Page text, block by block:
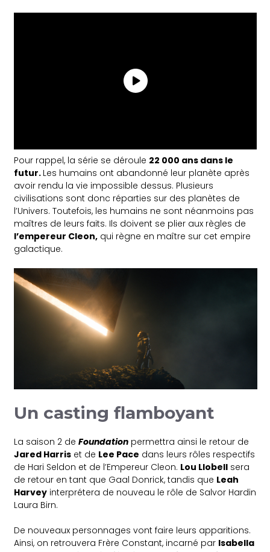
Pour rappel, la série se déroule 22 000 ans dans le
futur. Les humains ont abandonné leur planète après
avoir rendu la vie impossible dessus. Plusieurs
civilisations sont donc réparties sur des planètes de
l’Univers. Toutefois, les humains ne sont néanmoins pas
maîtres de leurs faits. Ils doivent se plier aux règles de
l’empereur Cleon, qui règne en maître sur cet empire
galactique.
Un casting flamboyant
La saison 2 deFoundation permettra ainsi le retour de
Jared Harris et de Lee Pace dans leurs rôles respectifs
de Hari Seldon et de l’Empereur Cleon. Lou Llobell sera
de retour en tant que Gaal Donrick, tandis que Leah
Harvey interprétera de nouveau le rôle de Salvor Hardin
Laura Birn.
De nouveaux personnages vont faire leurs apparitions.
Ainsi, on retrouvera Frère Constant, incarné par Isabella